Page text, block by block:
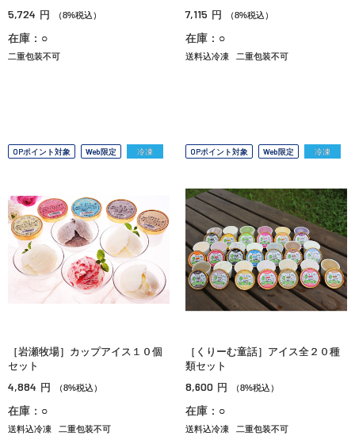
5,724 円 （8%税込）
在庫：○
二重包装不可
7,115 円 （8%税込）
在庫：○
送料込冷凍 二重包装不可
OPポイント対象 Web限定 冷凍
［岩瀬牧場］カップアイス１０個
セット
4,884 円 （8%税込）
在庫：○
送料込冷凍 二重包装不可
OPポイント対象 Web限定 冷凍
［くりーむ童話］アイス全２０種
類セット
8,600 円 （8%税込）
在庫：○
送料込冷凍 二重包装不可